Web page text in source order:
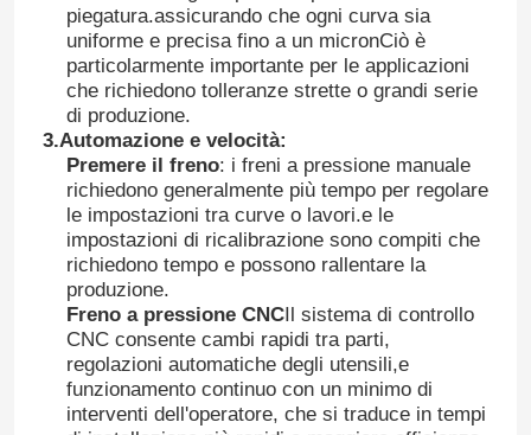
piegatura.assicurando che ogni curva sia
uniforme e precisa fino a un micronCiò è
particolarmente importante per le applicazioni
che richiedono tolleranze strette o grandi serie
di produzione.
3.Automazione e velocità:
Premere il freno: i freni a pressione manuale
richiedono generalmente più tempo per regolare
le impostazioni tra curve o lavori.e le
impostazioni di ricalibrazione sono compiti che
richiedono tempo e possono rallentare la
produzione.
Freno a pressione CNCIl sistema di controllo
CNC consente cambi rapidi tra parti,
regolazioni automatiche degli utensili,e
funzionamento continuo con un minimo di
interventi dell'operatore, che si traduce in tempi